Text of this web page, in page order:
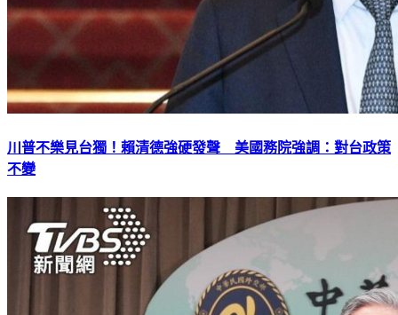
川普不樂見台獨！賴清德強硬發聲 美國務院強調：對台政策
不變